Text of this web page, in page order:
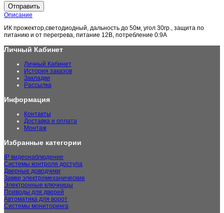
Отправить
Описание
ИК прожектор,светодиодный, дальность до 50м, угол 30гр., защита по
питанию и от перегрева, питание 12В, потребление 0.9А
Личный Кабинет
Личный Кабинет
История заказов
Закладки
Рассылка
Информация
Контакты
Доставка и оплата
Монтаж
Избранные категории
IP видеонаблюдение
Системы контроля доступа
Дверные доводчики
Замки электромеханические
Электронные ключницы
Приводы для дверей
Автоматика для ворот
Системы мониторинга